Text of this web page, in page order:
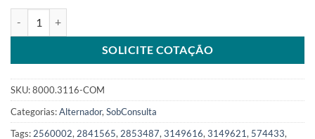
SOLICITE COTAÇÃO
SKU:8000.3116-COM
Categorias:Alternador, SobConsulta
Tags: 2560002, 2841565, 2853487, 3149616, 3149621, 574433,